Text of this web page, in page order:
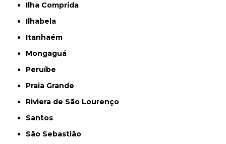
Ilha Comprida
Ilhabela
Itanhaém
Mongaguá
Peruíbe
Praia Grande
Riviera de São Lourenço
Santos
São Sebastião